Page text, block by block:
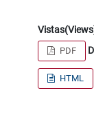
PDF
HTML